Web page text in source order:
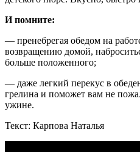
И помните:
— пренебрегая обедом на
возвращению домой,
больше положенного;
— даже легкий перекус в
грелина и поможет вам не
ужине.
Текст: Карпова Наталья